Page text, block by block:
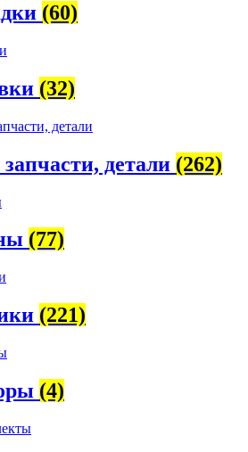
(60)
(32)
детали (262)
(77)
(221)
(4)